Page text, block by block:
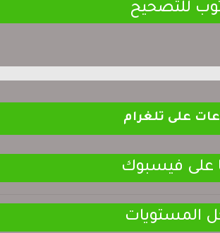
للتصحيح
على تلغرام
على فيسبوك
المستويات